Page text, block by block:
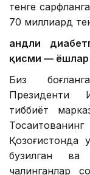
тенге
70 миллиард
Қандли
қисми — ёшлар
Биз
Президенти
тиббиёт
Қозоғистонда
бузилган
чалинганлар